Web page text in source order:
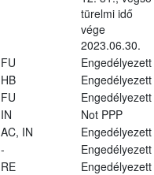
türelmi idő
vége
2023.06.30.
FU Engedélyezett
HB Engedélyezett
FU Engedélyezett
IN Not PPP
AC, IN Engedélyezett
- Engedélyezett
RE Engedélyezett